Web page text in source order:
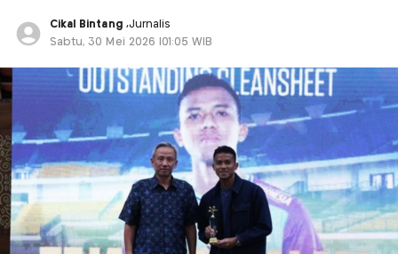
Cikal Bintang ,Jurnalis
Sabtu, 30 Mei 2026 |01:05 WIB